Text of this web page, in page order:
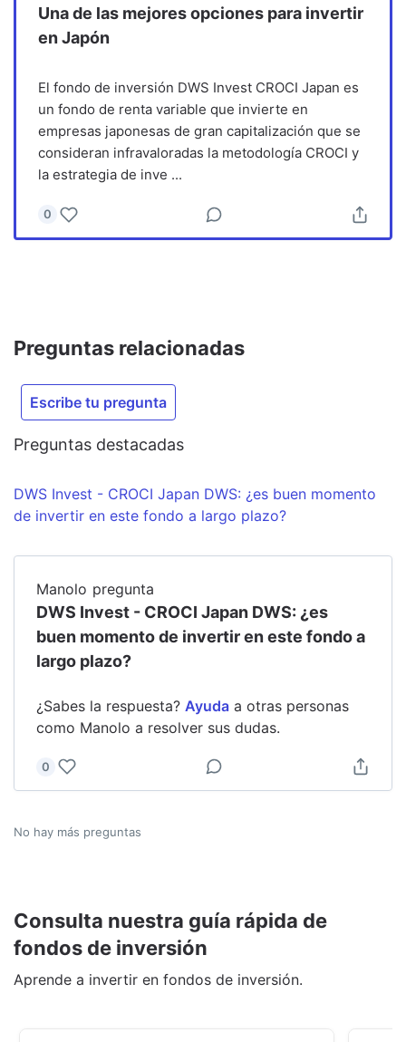
Una de las mejores opciones para invertir
en Japón
El fondo de inversión DWS Invest CROCI Japan es
un fondo de renta variable que invierte en
empresas japonesas de gran capitalización que se
consideran infravaloradas la metodología CROCI y
la estrategia de inve ...
0
Preguntas relacionadas
Escribe tu pregunta
Preguntas destacadas
DWS Invest - CROCI Japan DWS: ¿es buen momento
de invertir en este fondo a largo plazo?
Manolo pregunta
DWS Invest - CROCI Japan DWS: ¿es
buen momento de invertir en este fondo a
largo plazo?
¿Sabes la respuesta? Ayuda a otras personas
como Manolo a resolver sus dudas.
0
No hay más preguntas
Consulta nuestra guía rápida de
fondos de inversión
Aprende a invertir en fondos de inversión.